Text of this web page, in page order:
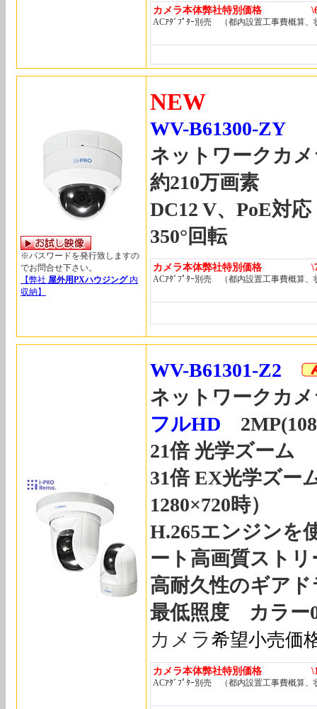
カメラ本体弊社特別価格
ACｱﾀﾞﾌﾟﾀｰ別売 （都内設置工事費概算、
※パスワードを発行致しますの
でお問合せ下さい。
【弊社 屋外用PXハウジング 内
収納】
NEW
WV-B61300-ZY
ネットワークカ
約210万画素
DC12 V、PoE
350°回転
カメラ本体弊社特別価格
ACｱﾀﾞﾌﾟﾀｰ別売 （都内設置工事費概算、
WV-B61301-Z2
ネットワークカ
フルHD
21倍 光学ズーム
31倍 EX光学ズ
1280×720時）
H.265エンジンを
ート高画質スト
高耐久性のギア
最低照度 カラー
カメラ希望小売価
カメラ本体弊社特別価格
ACｱﾀﾞﾌﾟﾀｰ別売 （都内設置工事費概算、